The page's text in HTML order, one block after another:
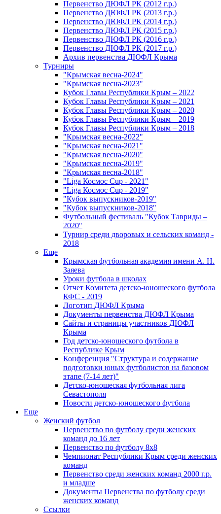
Первенство ДЮФЛ РК (2012 г.р.)
Первенство ДЮФЛ РК (2013 г.р.)
Первенство ДЮФЛ РК (2014 г.р.)
Первенство ДЮФЛ РК (2015 г.р.)
Первенство ДЮФЛ РК (2016 г.р.)
Первенство ДЮФЛ РК (2017 г.р.)
Архив первенства ДЮФЛ Крыма
Турниры
"Крымская весна-2024"
"Крымская весна-2023"
Кубок Главы Республики Крым – 2022
Кубок Главы Республики Крым – 2021
Кубок Главы Республики Крым – 2020
Кубок Главы Республики Крым – 2019
Кубок Главы Республики Крым – 2018
"Крымская весна-2022"
"Крымская весна-2021"
"Крымская весна-2020"
"Крымская весна-2019"
"Крымская весна-2018"
"Liga Космос Cup - 2021"
"Liga Космос Cup - 2019"
"Кубок выпускников-2019"
"Кубок выпускников-2018"
Футбольный фестиваль "Кубок Тавриды –
2020"
Турнир среди дворовых и сельских команд -
2018
Еще
Крымская футбольная академия имени А. Н.
Заяева
Уроки футбола в школах
Отчет Комитета детско-юношеского футбола
КФС - 2019
Логотип ДЮФЛ Крыма
Документы первенства ДЮФЛ Крыма
Сайты и страницы участников ДЮФЛ
Крыма
Год детско-юношеского футбола в
Республике Крым
Конференция "Структура и содержание
подготовки юных футболистов на базовом
этапе (7-14 лет)"
Детско-юношеская футбольная лига
Севастополя
Новости детско-юношеского футбола
Еще
Женский футбол
Первенство по футболу среди женских
команд до 16 лет
Первенство по футболу 8х8
Чемпионат Республики Крым среди женских
команд
Первенство среди женских команд 2000 г.р.
и младше
Документы Первенства по футболу среди
женских команд
Ссылки